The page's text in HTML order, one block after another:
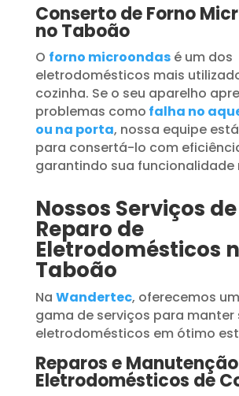
Conserto de Forno
no Taboão
O forno microondasé um dos
eletrodomésticos mais
cozinha. Se o seu aparelho
problemas como falha no
ou na porta, nossa equipe
para consertá-lo com
garantindo sua funcionalidade
Nossos Serviços de
Reparo de
Eletrodomésticos
Taboão
Na Wandertec, oferecemos
gama de serviços para manter
eletrodomésticos em ótimo
Reparos e
Eletrodomésticos de